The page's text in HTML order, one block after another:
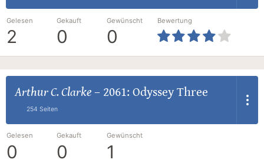
Gelesen
2
Gekauft
0
Gewünscht
0
Bewertung
Arthur C. Clarke– 2061: Odyssey Three
254 Seiten
Gelesen
0
Gekauft
0
Gewünscht
1